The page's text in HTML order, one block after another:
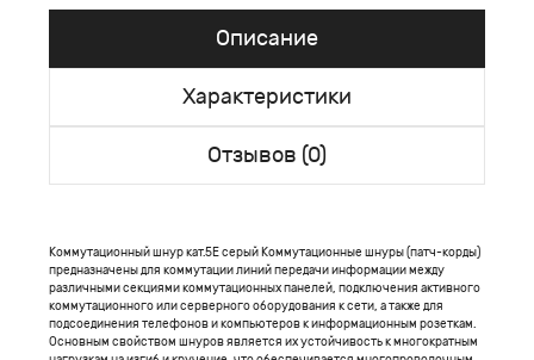
Описание
Характеристики
Отзывов (0)
Коммутационный шнур кат.5Е серый Коммутационные шнуры (патч-корды)
предназначены для коммутации линий передачи информации между
различными секциями коммутационных панелей, подключения активного
коммутационного или серверного оборудования к сети, а также для
подсоединения телефонов и компьютеров к информационным розеткам.
Основным свойством шнуров является их устойчивость к многократным